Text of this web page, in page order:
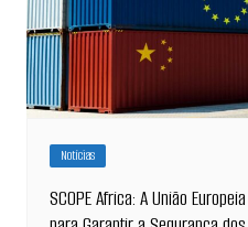
Notícias
SCOPE Africa: A União